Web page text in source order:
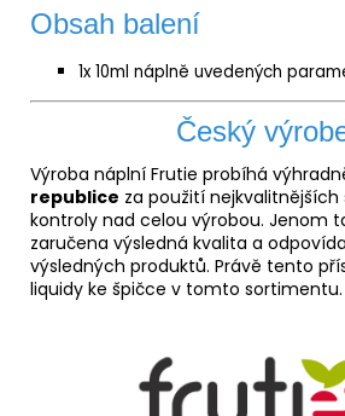
Obsah balení
1x 10ml náplně uvedených
Český
Výroba náplní Frutie probíhá
republice za použití nejkvalitnějších
kontroly nad celou výrobou. Jenom
zaručena výsledná kvalita a
výsledných produktů. Právě tento
liquidy ke špičce v tomto sortimentu.